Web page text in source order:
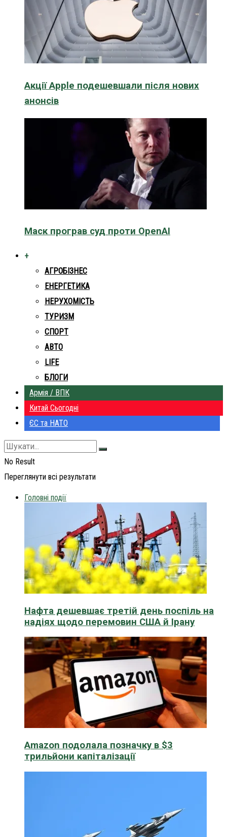
Акції Apple подешевшали після нових
анонсів
Маск програв суд проти OpenAI
+
АГРОБІЗНЕС
ЕНЕРГЕТИКА
НЕРУХОМІСТЬ
ТУРИЗМ
СПОРТ
АВТО
LIFE
БЛОГИ
Армія / ВПК
Китай Сьогодні
ЄС та НАТО
No Result
Переглянути всі результати
Головні події
Нафта дешевшає третій день поспіль на
надіях щодо перемовин США й Ірану
Amazon подолала позначку в $3
трильйони капіталізації